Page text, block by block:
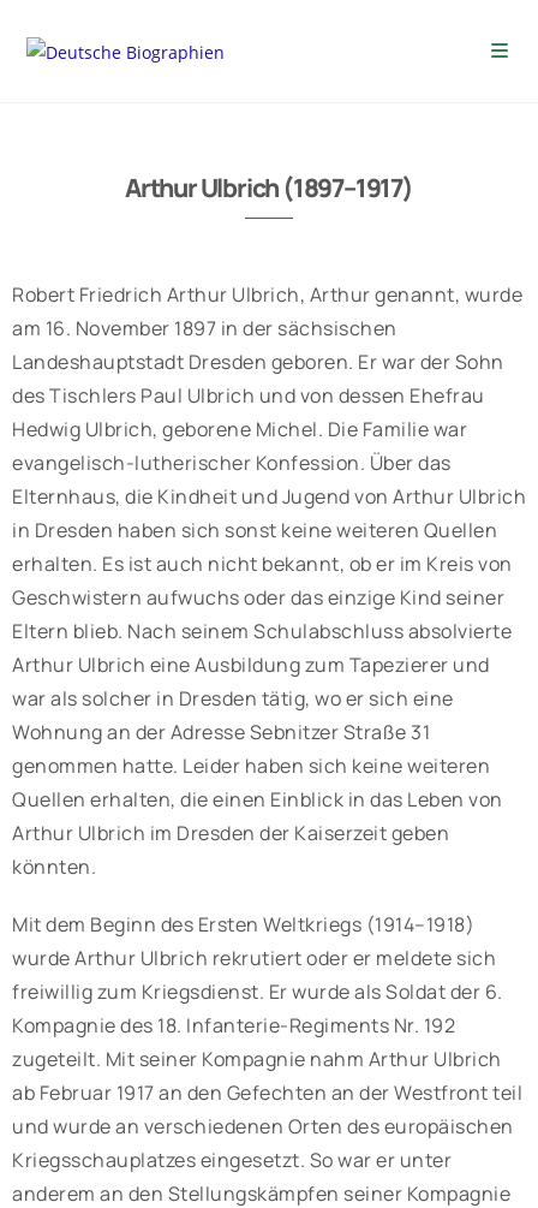
Arthur Ulbrich (1897–1917)
Robert Friedrich Arthur Ulbrich, Arthur genannt, wurde
am 16. November 1897 in der sächsischen
Landeshauptstadt Dresden geboren. Er war der Sohn
des Tischlers Paul Ulbrich und von dessen Ehefrau
Hedwig Ulbrich, geborene Michel. Die Familie war
evangelisch-lutherischer Konfession. Über das
Elternhaus, die Kindheit und Jugend von Arthur Ulbrich
in Dresden haben sich sonst keine weiteren Quellen
erhalten. Es ist auch nicht bekannt, ob er im Kreis von
Geschwistern aufwuchs oder das einzige Kind seiner
Eltern blieb. Nach seinem Schulabschluss absolvierte
Arthur Ulbrich eine Ausbildung zum Tapezierer und
war als solcher in Dresden tätig, wo er sich eine
Wohnung an der Adresse Sebnitzer Straße 31
genommen hatte. Leider haben sich keine weiteren
Quellen erhalten, die einen Einblick in das Leben von
Arthur Ulbrich im Dresden der Kaiserzeit geben
könnten.
Mit dem Beginn des Ersten Weltkriegs (1914–1918)
wurde Arthur Ulbrich rekrutiert oder er meldete sich
freiwillig zum Kriegsdienst. Er wurde als Soldat der 6.
Kompagnie des 18. Infanterie-Regiments Nr. 192
zugeteilt. Mit seiner Kompagnie nahm Arthur Ulbrich
ab Februar 1917 an den Gefechten an der Westfront teil
und wurde an verschiedenen Orten des europäischen
Kriegsschauplatzes eingesetzt. So war er unter
anderem an den Stellungskämpfen seiner Kompagnie